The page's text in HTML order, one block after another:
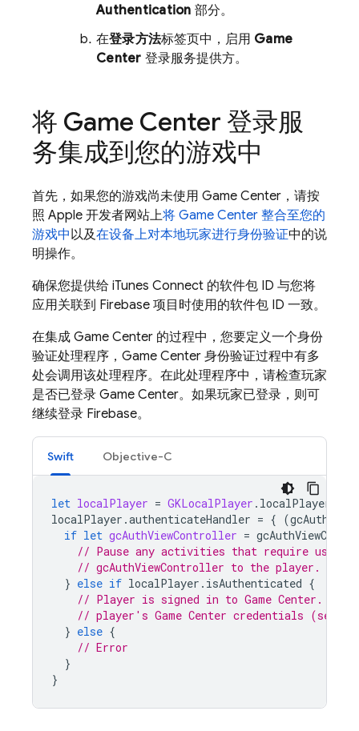
Authentication 部分。
在登录方法标签页中，启用 Game
Center 登录服务提供方。
将 Game Center 登录服
务集成到您的游戏中
首先，如果您的游戏尚未使用 Game Center，请按
照 Apple 开发者网站上将 Game Center 整合至您的
游戏中以及在设备上对本地玩家进行身份验证中的说
明操作。
确保您提供给 iTunes Connect 的软件包 ID 与您将
应用关联到 Firebase 项目时使用的软件包 ID 一致。
在集成 Game Center 的过程中，您要定义一个身份
验证处理程序，Game Center 身份验证过程中有多
处会调用该处理程序。在此处理程序中，请检查玩家
是否已登录 Game Center。如果玩家已登录，则可
继续登录 Firebase。
Swift Objective-C
let localPlayer = GKLocalPlayer . localPlayer
localPlayer .authenticateHandler = { (
if let gcAuthViewController =
// Pause any activities that require user
// gcAuthViewController to the player.
} else if localPlayer . isAuthenticated {
// Player is signed in to Game Center. Get
// player's Game Center credentials (see
} else {
// Error
}
}